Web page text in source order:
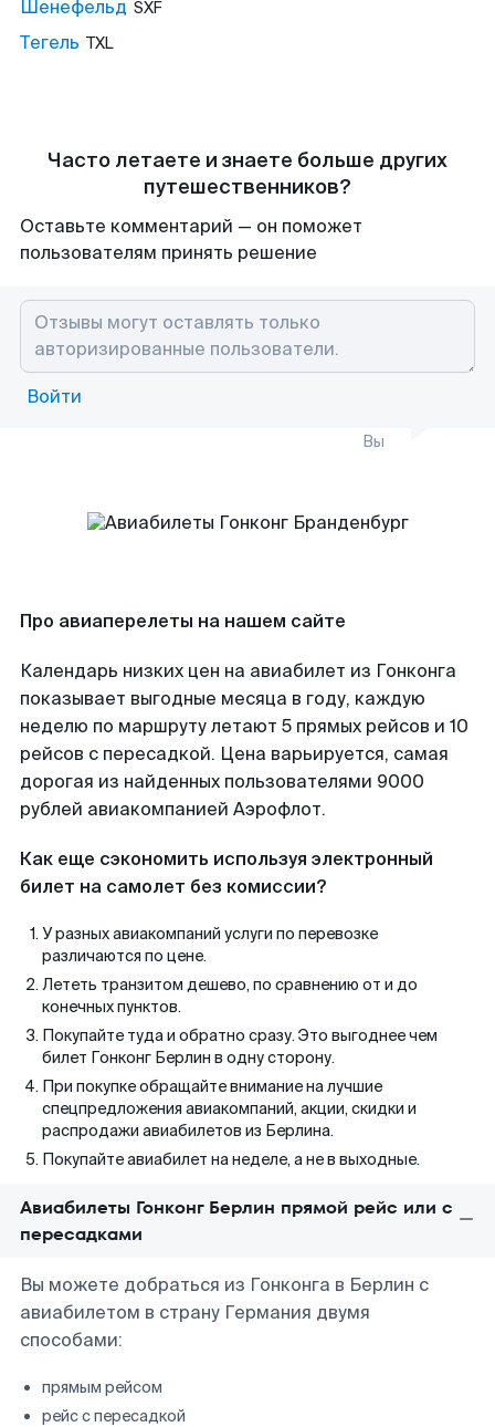
Шенефельд SXF
Тегель TXL
Часто летаете и знаете больше других
путешественников?
Оставьте комментарий — он поможет
пользователям принять решение
Войти
Вы
Про авиаперелеты на нашем сайте
Календарь низких цен на авиабилет из Гонконга
показывает выгодные месяца в году, каждую
неделю по маршруту летают 5 прямых рейсов и 10
рейсов с пересадкой. Цена варьируется, самая
дорогая из найденных пользователями 9000
рублей авиакомпанией Аэрофлот.
Как еще сэкономить используя электронный
билет на самолет без комиссии?
У разных авиакомпаний услуги по перевозке
различаются по цене.
Лететь транзитом дешево, по сравнению от и до
конечных пунктов.
Покупайте туда и обратно сразу. Это выгоднее чем
билет Гонконг Берлин в одну сторону.
При покупке обращайте внимание на лучшие
спецпредложения авиакомпаний, акции, скидки и
распродажи авиабилетов из Берлина.
Покупайте авиабилет на неделе, а не в выходные.
Авиабилеты Гонконг Берлин прямой рейс или с
пересадками
Вы можете добраться из Гонконга в Берлин с
авиабилетом в страну Германия двумя
способами:
прямым рейсом
рейс с пересадкой